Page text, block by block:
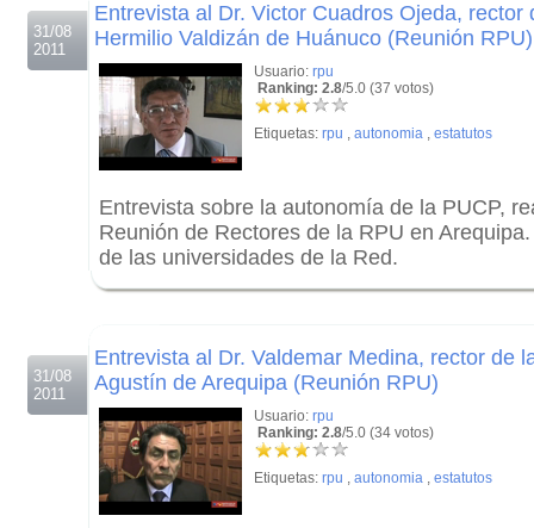
31/08
2011
Entrevista al Dr. Victor Cuadros Ojeda,
Hermilio Valdizán de Huánuco (Reunión RPU)
Usuario: rpu
Ranking: 2.8/5.0 (37 votos)
Etiquetas: rpu , autonomia , estatutos
Entrevista sobre la autonomía de la PUCP,
Reunión de Rectores de la RPU en
de las universidades de la Red.
31/08
2011
Entrevista al Dr. Valdemar Medina, rector de
Agustín de Arequipa (Reunión RPU)
Usuario: rpu
Ranking: 2.8/5.0 (34 votos)
Etiquetas: rpu , autonomia , estatutos